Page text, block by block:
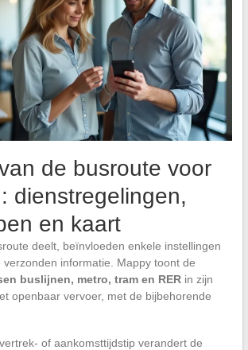
de busroute voor
dienstregelingen,
en kaart
deelt, beïnvloeden enkele instellingen
verzonden informatie. Mappy toont de
buslijnen, metro, tram en RERin zijn
openbaar vervoer, met de bijbehorende
of aankomsttijdstip verandert de